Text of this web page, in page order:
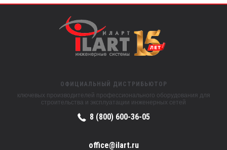
ОФИЦИАЛЬНЫЙ ДИСТРИБЬЮТОР
ключевых производителей профессионального оборудования для
строительства и эксплуатации инженерных сетей
8 (800) 600-36-05
office@ilart.ru